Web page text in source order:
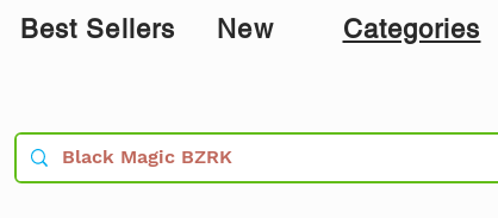
Best Sellers New Categories